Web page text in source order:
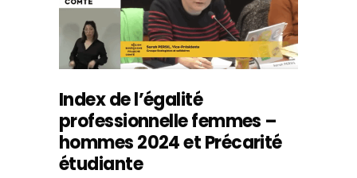
Index de l’égalité
professionnelle femmes –
hommes 2024 et Précarité
étudiante